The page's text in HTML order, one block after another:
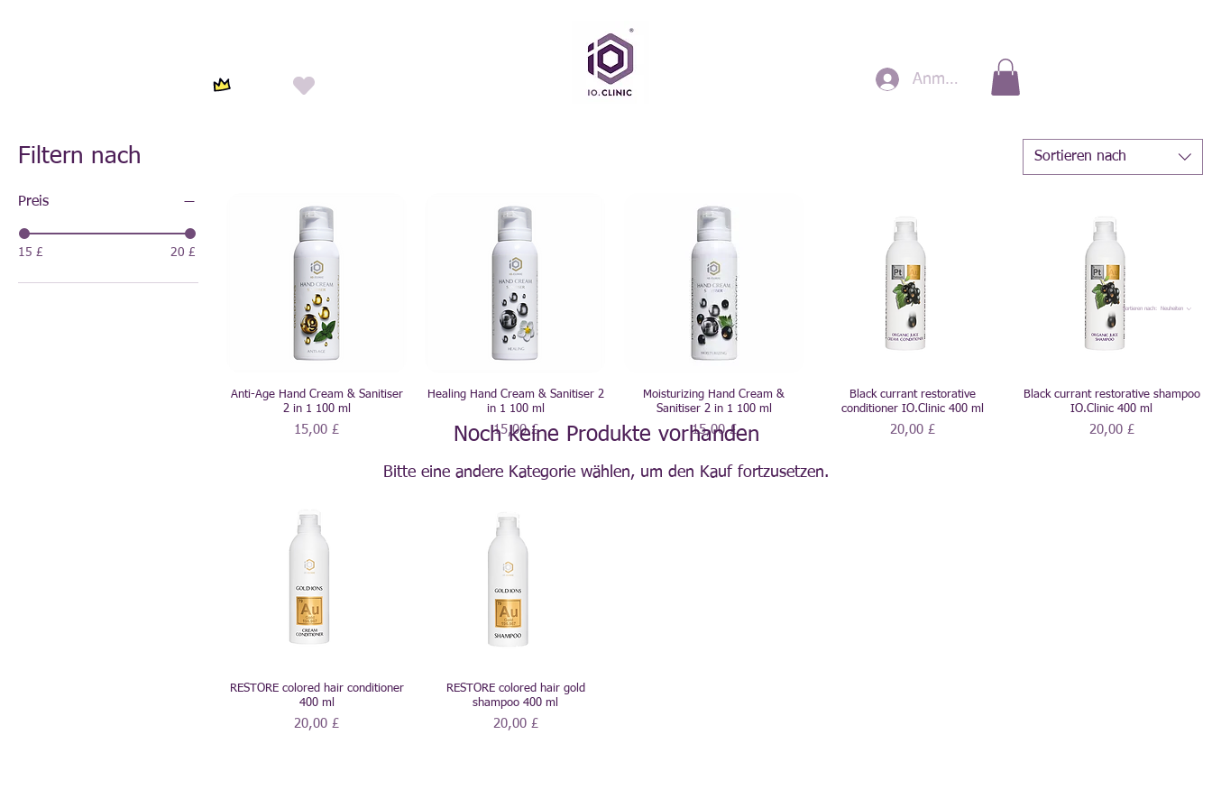
Anmelden
Filtern nach
Preis
15 £ 20 £
Sortieren nach
Anti-Age Hand Cream & Sanitiser
2 in 1 100 ml
Preis
15,00 £
Healing Hand Cream & Sanitiser 2
in 1 100 ml
Preis
15,00 £
Moisturizing Hand Cream &
Sanitiser 2 in 1 100 ml
Preis
15,00 £
Black currant restorative
conditioner IO.Clinic 400 ml
Preis
20,00 £
Black currant restorative shampoo
IO.Clinic 400 ml
Preis
20,00 £
RESTORE colored hair conditioner
400 ml
Preis
20,00 £
RESTORE colored hair gold
shampoo 400 ml
Preis
20,00 £
Sortieren nach: Neuheiten
Noch keine Produkte vorhanden
Bitte eine andere Kategorie wählen, um den Kauf fortzusetzen.